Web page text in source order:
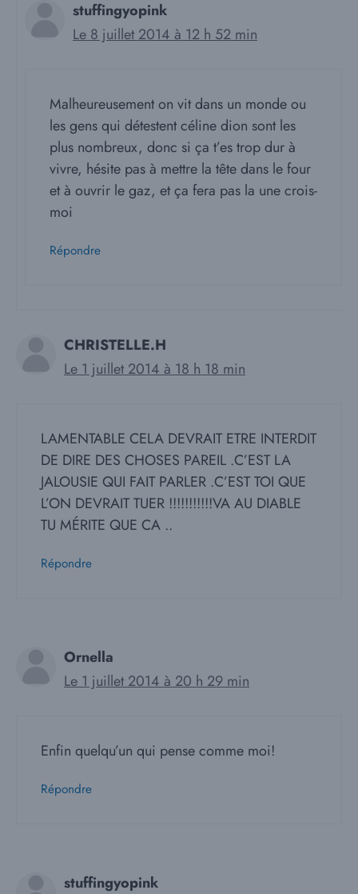
stuffingyopink
Le 8 juillet 2014 à 12 h 52 min
Malheureusement on vit dans un monde ou
les gens qui détestent céline dion sont les
plus nombreux, donc si ça t’es trop dur à
vivre, hésite pas à mettre la tête dans le four
et à ouvrir le gaz, et ça fera pas la une crois-
moi
Répondre
CHRISTELLE.H
Le 1 juillet 2014 à 18 h 18 min
LAMENTABLE CELA DEVRAIT ETRE INTERDIT
DE DIRE DES CHOSES PAREIL .C’EST LA
JALOUSIE QUI FAIT PARLER .C’EST TOI QUE
L’ON DEVRAIT TUER !!!!!!!!!!!VA AU DIABLE
TU MÉRITE QUE CA ..
Répondre
Ornella
Le 1 juillet 2014 à 20 h 29 min
Enfin quelqu’un qui pense comme moi!
Répondre
stuffingyopink